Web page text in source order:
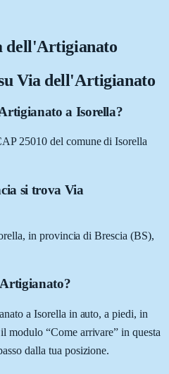
dell'Artigianato
Via dell'Artigianato
a Isorella?
25010 del comune di Isorella
si trova Via
in provincia di Brescia (BS),
a Isorella in auto, a piedi, in
modulo “Come arrivare” in questa
dalla tua posizione.